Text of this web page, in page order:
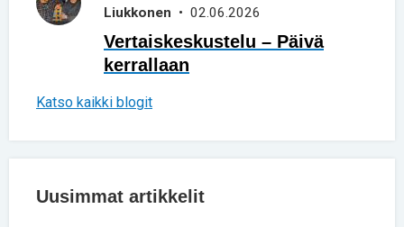
Liukkonen • 02.06.2026
Vertaiskeskustelu – Päivä
kerrallaan
Katso kaikki blogit
Uusimmat artikkelit